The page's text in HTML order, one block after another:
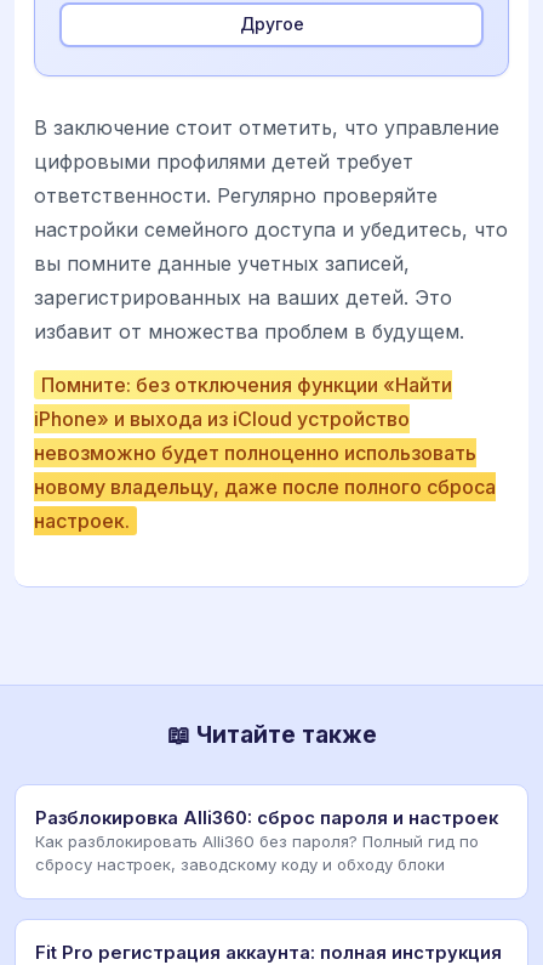
Другое
В заключение стоит отметить, что управление
цифровыми профилями детей требует
ответственности. Регулярно проверяйте
настройки семейного доступа и убедитесь, что
вы помните данные учетных записей,
зарегистрированных на ваших детей. Это
избавит от множества проблем в будущем.
Помните: без отключения функции «Найти
iPhone» и выхода из iCloud устройство
невозможно будет полноценно использовать
новому владельцу, даже после полного сброса
настроек.
📖 Читайте также
Разблокировка Alli360: сброс пароля и настроек
Как разблокировать Alli360 без пароля? Полный гид по
сбросу настроек, заводскому коду и обходу блоки
Fit Pro регистрация аккаунта: полная инструкция